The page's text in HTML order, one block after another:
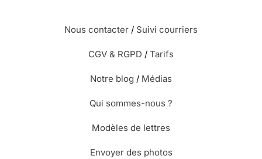
Nous contacter / Suivi courriers
CGV & RGPD / Tarifs
Notre blog / Médias
Qui sommes-nous ?
Modèles de lettres
Envoyer des photos